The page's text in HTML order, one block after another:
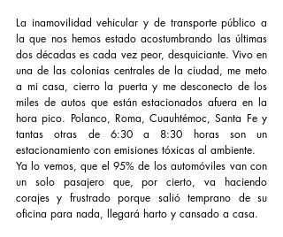
La inamovilidad vehicular y de transporte público a
la que nos hemos estado acostumbrando las últimas
dos décadas es cada vez peor, desquiciante. Vivo en
una de las colonias centrales de la ciudad, me meto
a mi casa, cierro la puerta y me desconecto de los
miles de autos que están estacionados afuera en la
hora pico. Polanco, Roma, Cuauhtémoc, Santa Fe y
tantas otras de 6:30 a 8:30 horas son un
estacionamiento con emisiones tóxicas al ambiente.
Ya lo vemos, que el 95% de los automóviles van con
un solo pasajero que, por cierto, va haciendo
corajes y frustrado porque salió temprano de su
oficina para nada, llegará harto y cansado a casa.